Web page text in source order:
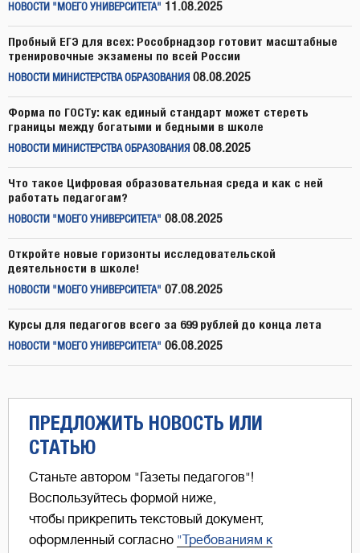
НОВОСТИ "МОЕГО УНИВЕРСИТЕТА" 11.08.2025
Пробный ЕГЭ для всех: Рособрнадзор готовит масштабные
тренировочные экзамены по всей России
НОВОСТИ МИНИСТЕРСТВА ОБРАЗОВАНИЯ 08.08.2025
Форма по ГОСТу: как единый стандарт может стереть
границы между богатыми и бедными в школе
НОВОСТИ МИНИСТЕРСТВА ОБРАЗОВАНИЯ 08.08.2025
Что такое Цифровая образовательная среда и как с ней
работать педагогам?
НОВОСТИ "МОЕГО УНИВЕРСИТЕТА" 08.08.2025
Откройте новые горизонты исследовательской
деятельности в школе!
НОВОСТИ "МОЕГО УНИВЕРСИТЕТА" 07.08.2025
Курсы для педагогов всего за 699 рублей до конца лета
НОВОСТИ "МОЕГО УНИВЕРСИТЕТА" 06.08.2025
ПРЕДЛОЖИТЬ НОВОСТЬ ИЛИ
СТАТЬЮ
Станьте автором "Газеты педагогов"!
Воспользуйтесь формой ниже,
чтобы прикрепить текстовый документ,
оформленный согласно "Требованиям к